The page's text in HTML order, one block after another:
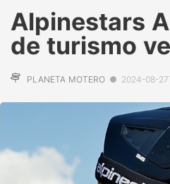
Alpinestars
de turismo
PLANETA MOTERO ● 2024-08-